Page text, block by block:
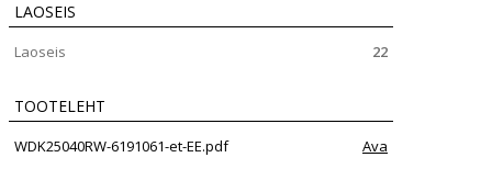
LAOSEIS
Laoseis 22
TOOTELEHT
WDK25040RW-6191061-et-EE.pdf Ava